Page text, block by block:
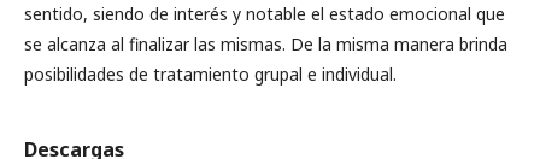
sentido, siendo de interés y notable el estado emocional que
se alcanza al finalizar las mismas. De la misma manera brinda
posibilidades de tratamiento grupal e individual.
Descargas